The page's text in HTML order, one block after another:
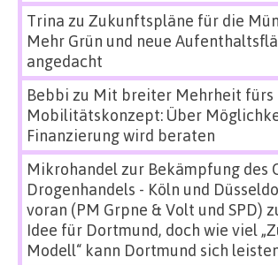
Trina zu Zukunftspläne für die
Mehr Grün und neue
angedacht
Bebbi zu Mit breiter Mehrheit fürs
Mobilitätskonzept: Über
Finanzierung wird beraten
Mikrohandel zur Bekämpfung des
Drogenhandels - Köln und
voran (PM Grpne & Volt und SPD)
Idee für Dortmund, doch wie viel
Modell“ kann Dortmund sich